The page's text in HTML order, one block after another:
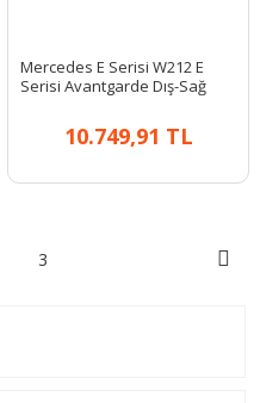
Mercedes E Serisi W212 E
Serisi Avantgarde Dış-Sağ
10.749,91 TL
3